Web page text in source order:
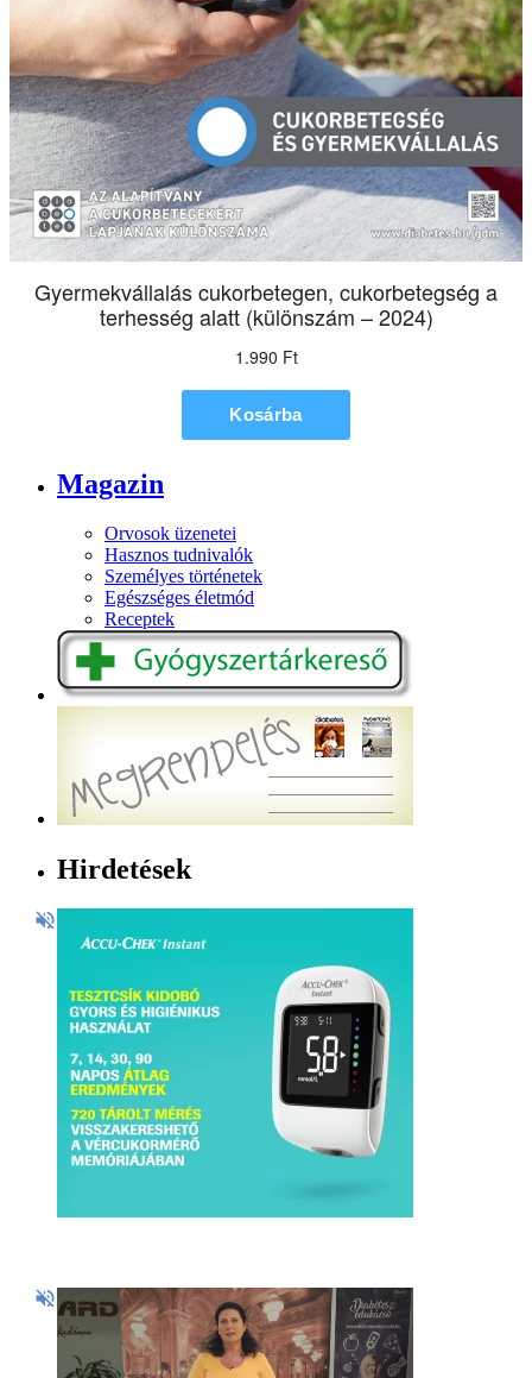
Magazin
Orvosok üzenetei
Hasznos tudnivalók
Személyes történetek
Egészséges életmód
Receptek
Hirdetések